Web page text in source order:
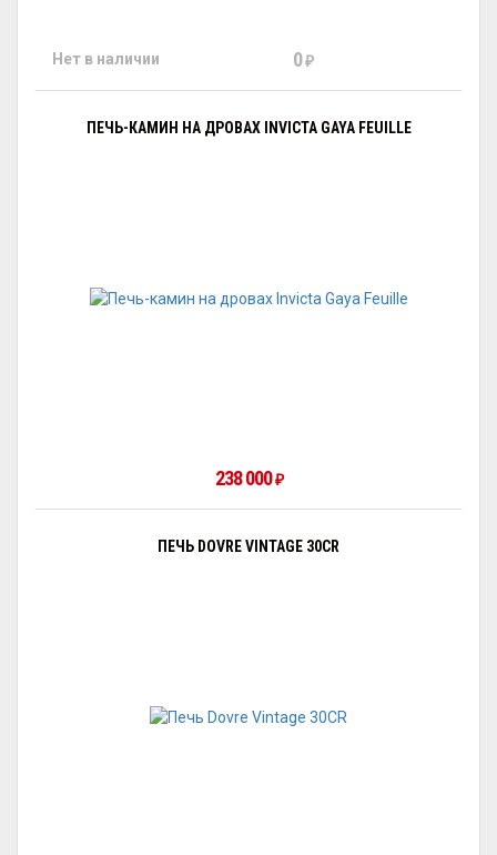
Нет в наличии 0 ₽
ПЕЧЬ-КАМИН НА ДРОВАХ INVICTA GAYA FEUILLE
238 000 ₽
ПЕЧЬ DOVRE VINTAGE 30CR